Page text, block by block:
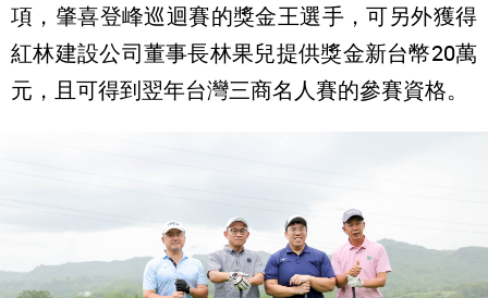
項，肇喜登峰巡迴賽的獎金王選手，可另外獲得
紅林建設公司董事長林果兒提供獎金新台幣20萬
元，且可得到翌年台灣三商名人賽的參賽資格。